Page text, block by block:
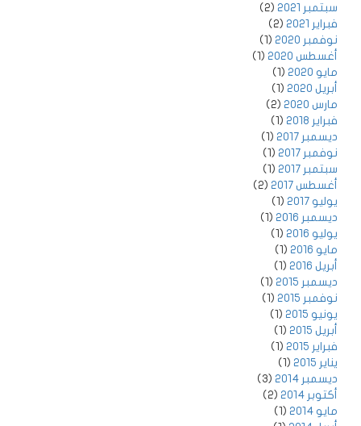
سبتمبر 2021
(2)
فبراير 2021
(2)
نوفمبر 2020
(1)
أغسطس 2020
(1)
مايو 2020
(1)
أبريل 2020
(1)
مارس 2020
(2)
فبراير 2018
(1)
ديسمبر 2017
(1)
نوفمبر 2017
(1)
سبتمبر 2017
(1)
أغسطس 2017
(2)
يوليو 2017
(1)
ديسمبر 2016
(1)
يوليو 2016
(1)
مايو 2016
(1)
أبريل 2016
(1)
ديسمبر 2015
(1)
نوفمبر 2015
(1)
يونيو 2015
(1)
أبريل 2015
(1)
فبراير 2015
(1)
يناير 2015
(1)
ديسمبر 2014
(3)
أكتوبر 2014
(2)
مايو 2014
(1)